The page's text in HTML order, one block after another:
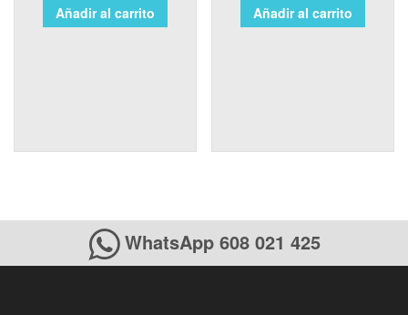
Añadir al carrito Añadir al carrito
WhatsApp 608 021 425